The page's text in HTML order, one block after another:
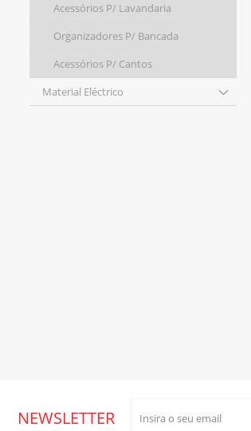
Acessórios P/ Lavandaria
Organizadores P/ Bancada
Acessórios P/ Cantos
Material Eléctrico
NEWSLETTER